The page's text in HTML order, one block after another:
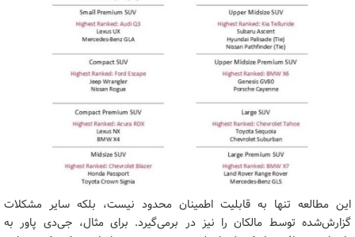
این مطالعه تنها به قابلیت اطمینان محدود نیست، بلکه سایر مشکلات
گزارش‌شده توسط مالکان را نیز در برمی‌گیرد. برای مثال، جی‌دی پاور به